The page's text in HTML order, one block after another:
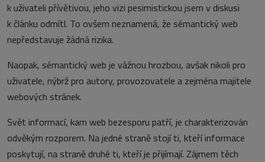
k uživateli přívětivou, jeho vizi pesimistickou jsem v diskusi
k článku odmítl. To ovšem neznamená, že sémantický web
nepředstavuje žádná rizika.
Naopak, sémantický web je vážnou hrozbou, avšak nikoli pro
uživatele, nýbrž pro autory, provozovatele a zejména majitele
webových stránek.
Svět informací, kam web bezesporu patří, je charakterizován
odvěkým rozporem. Na jedné straně stojí ti, kteří informace
poskytují, na straně druhé ti, kteří je přijímají. Zájmem těch